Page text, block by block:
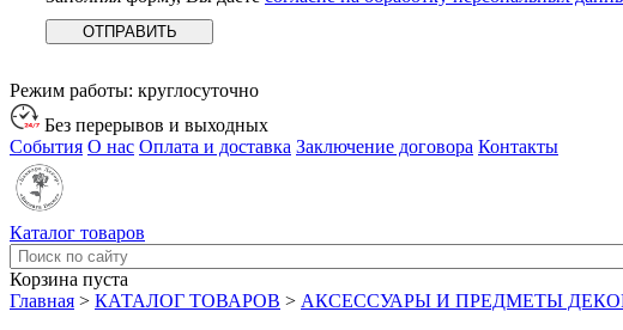
Режим работы: круглосуточно
Без перерывов и выходных
События О нас Оплата и доставка Заключение договора Контакты
Каталог товаров
Корзина пуста
Главная > КАТАЛОГ ТОВАРОВ > АКСЕССУАРЫ И ПРЕДМЕТЫ